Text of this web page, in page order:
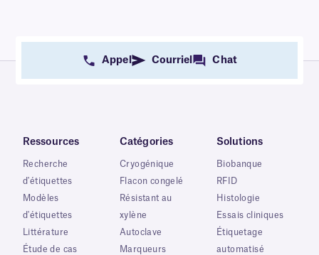
Appel Courriel Chat
Ressources
Recherche
d'étiquettes
Modèles
d'étiquettes
Littérature
Étude de cas
Catégories
Cryogénique
Flacon congelé
Résistant au
xylène
Autoclave
Marqueurs
Solutions
Biobanque
RFID
Histologie
Essais cliniques
Étiquetage
automatisé